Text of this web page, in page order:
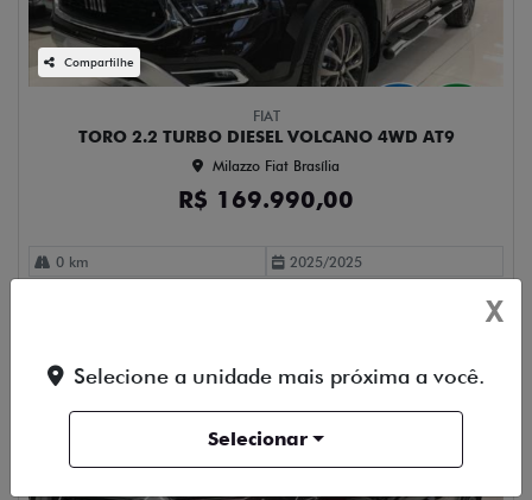
Compartilhe
FIAT
TORO 2.2 TURBO DIESEL VOLCANO 4WD AT9
Milazzo Fiat Brasília
R$ 169.990,00
0 km 2025/2025
Falar agora com o vendedor
X
Selecione a unidade mais próxima a você.
Selecionar